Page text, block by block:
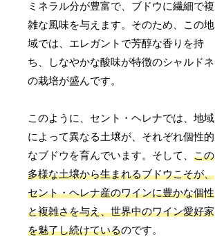
ミネラル分が豊富で、ブドウに繊細で複
雑な風味を与えます。そのため、この地
域では、エレガントで芳醇な香りを持
ち、しなやかな酸味が特徴のシャルドネ
の栽培が盛んです。
このように、セント・ヘレナでは、地域
によって異なる土壌が、それぞれ個性的
なブドウを育んでいます。そして、この
多様な土壌から生まれるブドウこそが、
セント・ヘレナ産のワインに豊かな個性
と複雑さを与え、世界中のワイン愛好家
を魅了し続けているのです。